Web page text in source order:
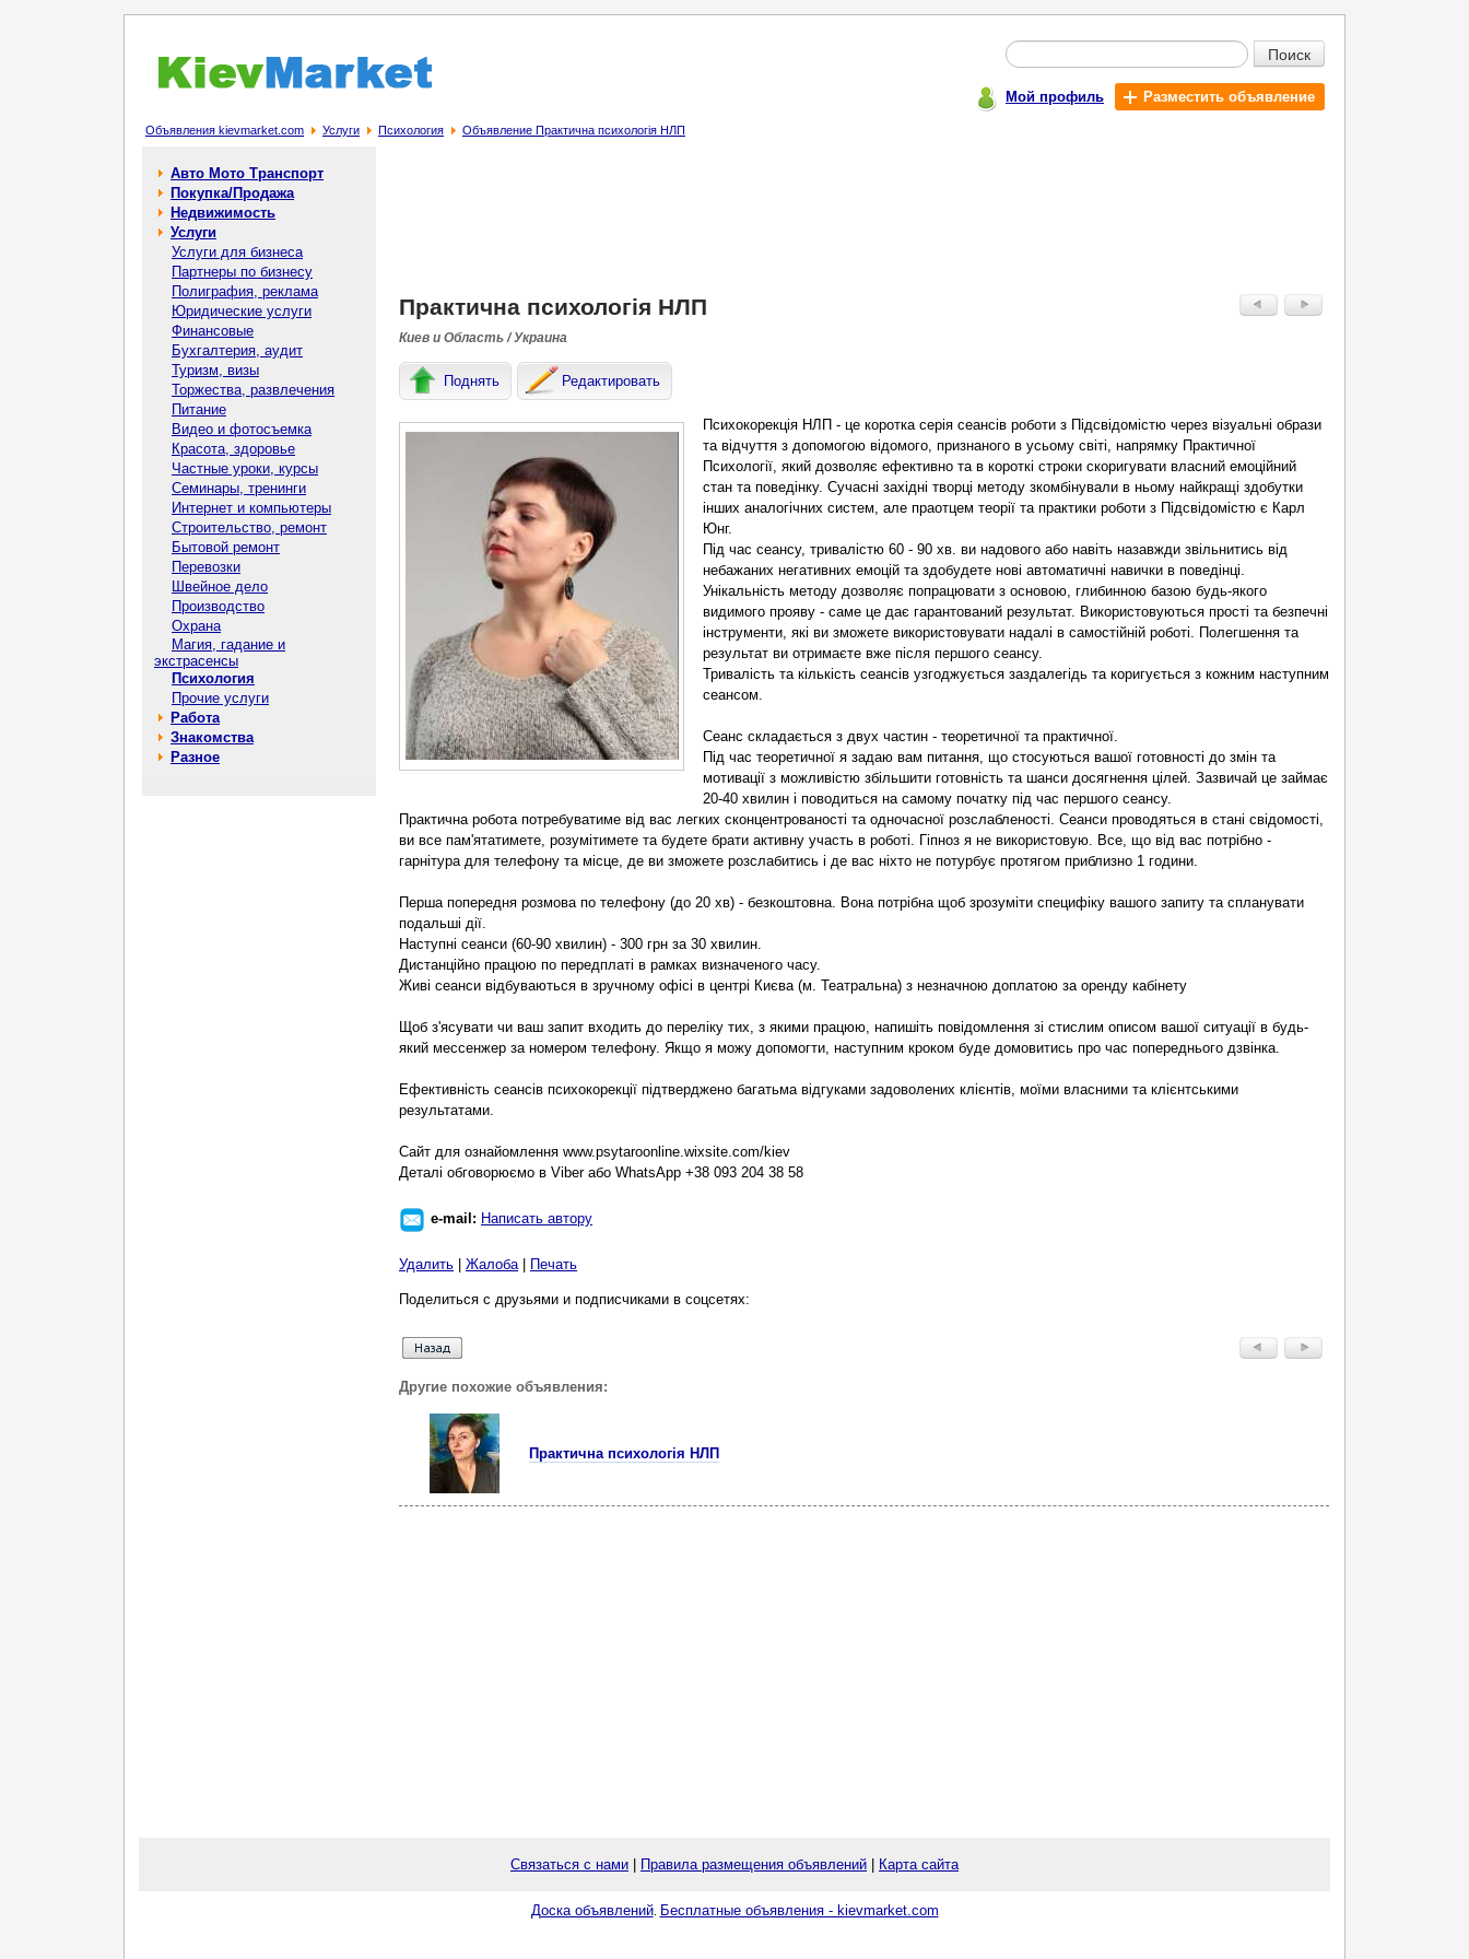
Поиск
Мой профиль Разместить объявление
Объявления kievmarket.com Услуги Психология Объявление Практична психологія НЛП
Авто Мото Транспорт
Покупка/Продажа
Недвижимость
Услуги
Услуги для бизнеса
Партнеры по бизнесу
Полиграфия, реклама
Юридические услуги
Финансовые
Бухгалтерия, аудит
Туризм, визы
Торжества, развлечения
Питание
Видео и фотосъемка
Красота, здоровье
Частные уроки, курсы
Семинары, тренинги
Интернет и компьютеры
Строительство, ремонт
Бытовой ремонт
Перевозки
Швейное дело
Производство
Охрана
Магия, гадание и
экстрасенсы
Психология
Прочие услуги
Работа
Знакомства
Разное
Практична психологія НЛП
Киев и Область / Украина
Поднять Редактировать
Психокорекція НЛП - це коротка серія сеансів роботи з Підсвідомістю через візуальні образи
та відчуття з допомогою відомого, признаного в усьому світі, напрямку Практичної
Психології, який дозволяє ефективно та в короткі строки скоригувати власний емоційний
стан та поведінку. Сучасні західні творці методу зкомбінували в ньому найкращі здобутки
інших аналогічних систем, але праотцем теорії та практики роботи з Підсвідомістю є Карл
Юнг.
Під час сеансу, тривалістю 60 - 90 хв. ви надового або навіть назавжди звільнитись від
небажаних негативних емоцій та здобудете нові автоматичні навички в поведінці.
Унікальність методу дозволяє попрацювати з основою, глибинною базою будь-якого
видимого прояву - саме це дає гарантований результат. Використовуються прості та безпечні
інструменти, які ви зможете використовувати надалі в самостійній роботі. Полегшення та
результат ви отримаєте вже після першого сеансу.
Тривалість та кількість сеансів узгоджується заздалегідь та коригується з кожним наступним
сеансом.
Сеанс складається з двух частин - теоретичної та практичної.
Під час теоретичної я задаю вам питання, що стосуються вашої готовності до змін та
мотивації з можливістю збільшити готовність та шанси досягнення цілей. Зазвичай це займає
20-40 хвилин і поводиться на самому початку під час першого сеансу.
Практична робота потребуватиме від вас легких сконцентрованості та одночасної розслабленості. Сеанси проводяться в стані свідомості,
ви все пам'ятатимете, розумітимете та будете брати активну участь в роботі. Гіпноз я не використовую. Все, що від вас потрібно -
гарнітура для телефону та місце, де ви зможете розслабитись і де вас ніхто не потурбує протягом приблизно 1 години.
Перша попередня розмова по телефону (до 20 хв) - безкоштовна. Вона потрібна щоб зрозуміти специфіку вашого запиту та спланувати
подальші дії.
Наступні сеанси (60-90 хвилин) - 300 грн за 30 хвилин.
Дистанційно працюю по передплаті в рамках визначеного часу.
Живі сеанси відбуваються в зручному офісі в центрі Києва (м. Театральна) з незначною доплатою за оренду кабінету
Щоб з'ясувати чи ваш запит входить до переліку тих, з якими працюю, напишіть повідомлення зі стислим описом вашої ситуації в будь-
який мессенжер за номером телефону. Якщо я можу допомогти, наступним кроком буде домовитись про час попереднього дзвінка.
Ефективність сеансів психокорекції підтверджено багатьма відгуками задоволених клієнтів, моїми власними та клієнтськими
результатами.
Сайт для ознайомлення www.psytaroonline.wixsite.com/kiev
Деталі обговорюємо в Viber або WhatsApp +38 093 204 38 58
e-mail: Написать автору
Удалить Жалоба| Печать
Поделиться с друзьями и подписчиками в соцсетях:
Другие похожие объявления:
Практична психологія НЛП
Связаться с нами Правила размещения объявлений Карта сайта
Доска объявлений. Бесплатные объявления - kievmarket.com